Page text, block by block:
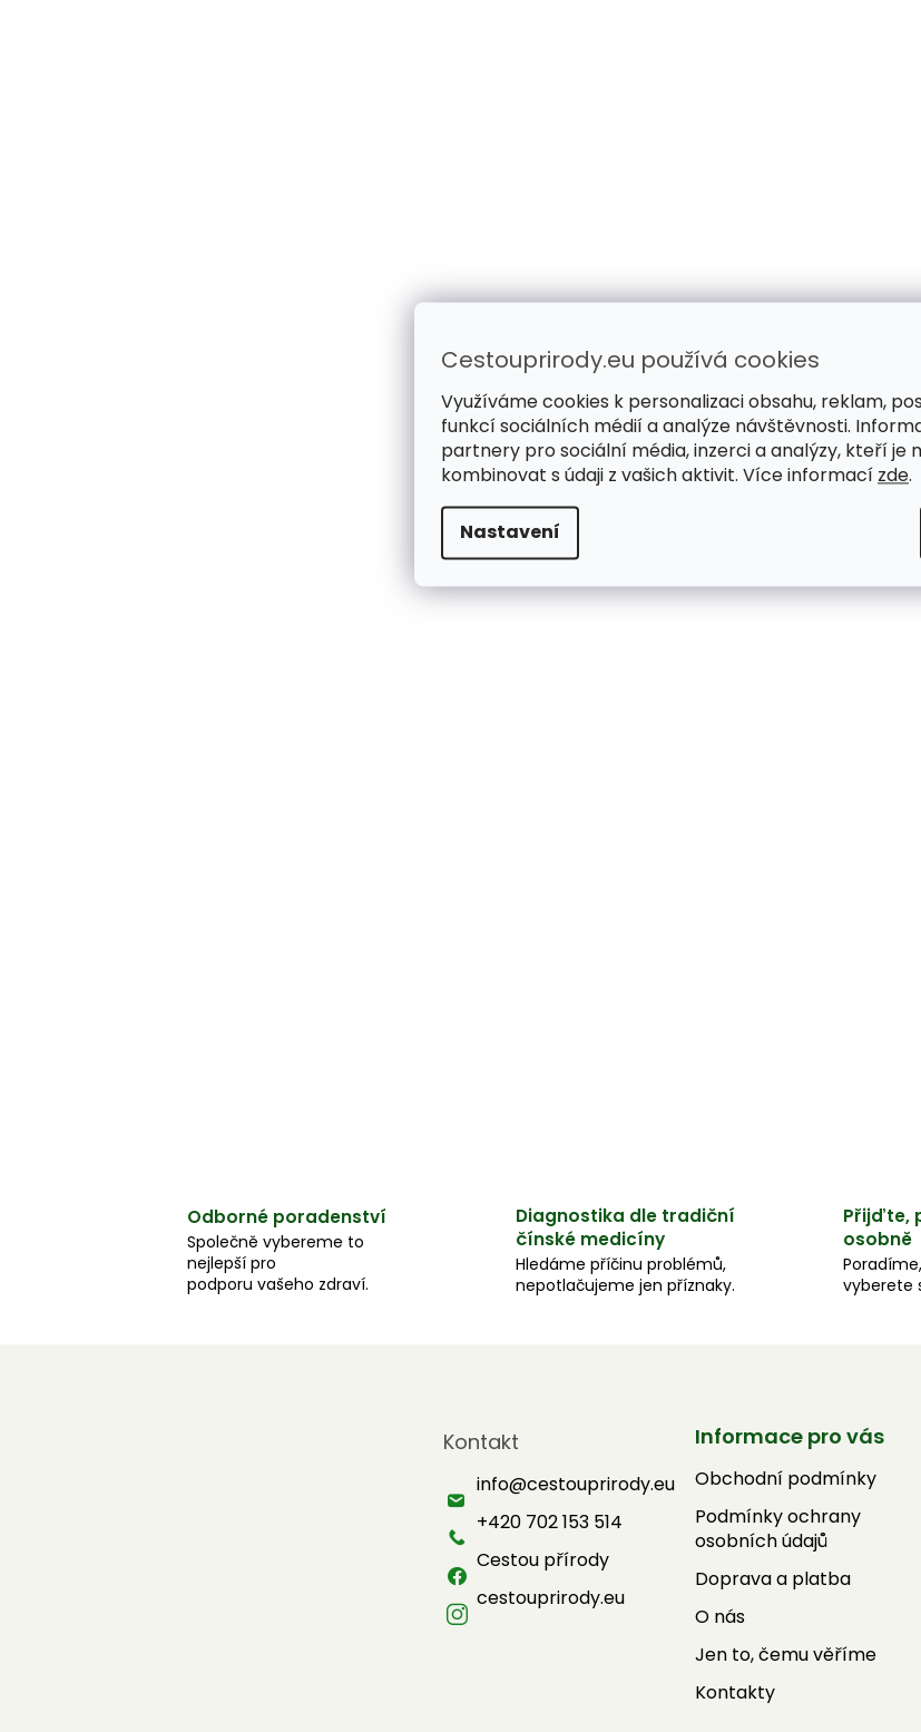
Cestouprirody.eu používá cookies
Využíváme cookies k personalizaci obsahu, reklam,
funkcí sociálních médií a analýze návštěvnosti.
partnery pro sociální média, inzerci a analýzy, kteří je
kombinovat s údaji z vašich aktivit. Více informací zde.
Nastavení
Odborné poradenství
Společně vybereme to
nejlepší pro
podporu vašeho zdraví.
Diagnostika dle tradiční
čínské medicíny
Hledáme příčinu problémů,
nepotlačujeme jen příznaky.
Přijďte,
osobně
vyberete
Kontakt
info@cestouprirody.eu
+420 702 153 514
Cestou přírody
cestouprirody.eu
Informace pro vás
Obchodní podmínky
Podmínky ochrany
osobních údajů
Doprava a platba
O nás
Jen to, čemu věříme
Kontakty